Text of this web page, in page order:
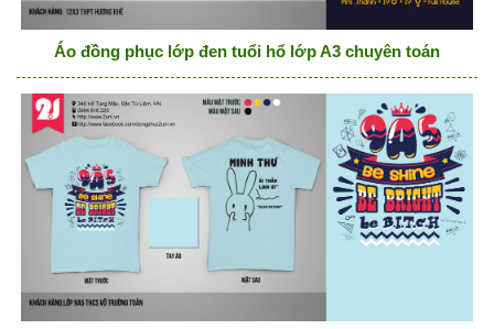
Áo đồng phục lớp đen tuổi hổ lớp A3 chuyên toán